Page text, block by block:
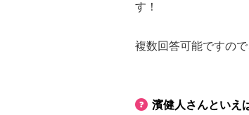
す！
複数回答可能ですの
濱健人さんといえ